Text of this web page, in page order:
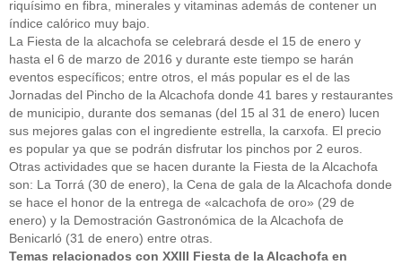
riquísimo en fibra, minerales y vitaminas además de contener un
índice calórico muy bajo.
La Fiesta de la alcachofa se celebrará desde el 15 de enero y
hasta el 6 de marzo de 2016 y durante este tiempo se harán
eventos específicos; entre otros, el más popular es el de las
Jornadas del Pincho de la Alcachofa donde 41 bares y restaurantes
de municipio, durante dos semanas (del 15 al 31 de enero) lucen
sus mejores galas con el ingrediente estrella, la carxofa. El precio
es popular ya que se podrán disfrutar los pinchos por 2 euros.
Otras actividades que se hacen durante la Fiesta de la Alcachofa
son: La Torrá (30 de enero), la Cena de gala de la Alcachofa donde
se hace el honor de la entrega de «alcachofa de oro» (29 de
enero) y la Demostración Gastronómica de la Alcachofa de
Benicarló (31 de enero) entre otras.
Temas relacionados con XXIII Fiesta de la Alcachofa en